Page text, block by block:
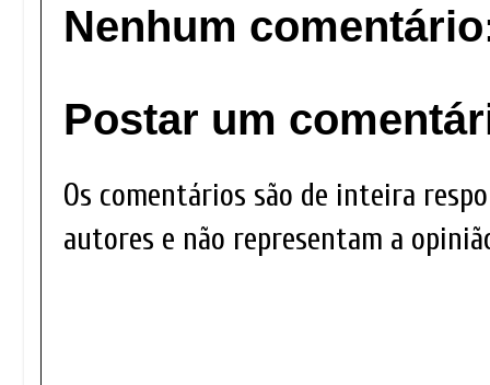
Nenhum
Postar um
Os comentários são de inteira
autores e não representam a